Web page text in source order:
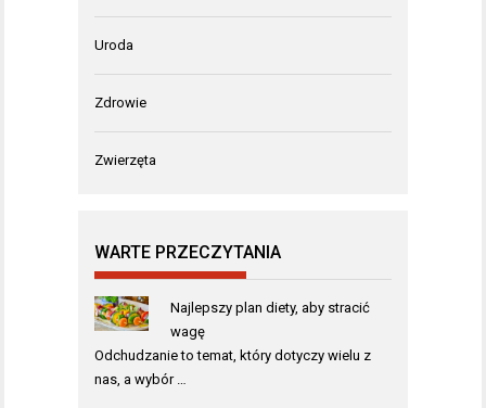
Uroda
Zdrowie
Zwierzęta
WARTE PRZECZYTANIA
Najlepszy plan diety, aby stracić
wagę
Odchudzanie to temat, który dotyczy wielu z
nas, a wybór …